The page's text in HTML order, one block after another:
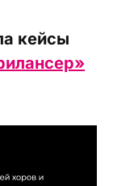
кейсы